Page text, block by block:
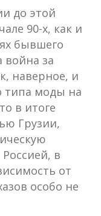
до этой
90-х, как и
бывшего
война за
наверное, и
типа моды на
в итоге
Грузии,
в
от
особо не